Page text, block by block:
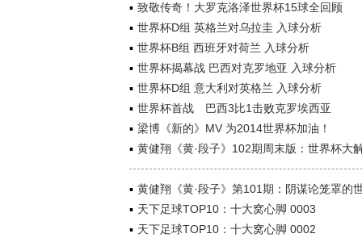
致敬传奇！大罗克洛泽世界杯15球全回顾
世界杯D组 英格兰对乌拉圭 入球分析
世界杯B组 西班牙对荷兰 入球分析
世界杯揭幕战 巴西对克罗地亚 入球分析
世界杯D组 意大利对英格兰 入球分析
世界杯首战 巴西3比1击败克罗埃西亚
梁博《新的》MV 为2014世界杯加油！
黄健翔《黄·段子》102期周末版：世界杯大
黄健翔《黄·段子》第101期：阴谋论笼罩的
天下足球TOP10：十大窝心脚 0003
天下足球TOP10：十大窝心脚 0002